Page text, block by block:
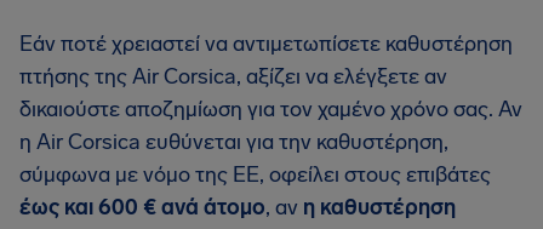
Εάν ποτέ χρειαστεί να αντιμετωπίσετε καθυστέρηση
πτήσης της Air Corsica, αξίζει να ελέγξετε αν
δικαιούστε αποζημίωση για τον χαμένο χρόνο σας. Αν
η Air Corsica ευθύνεται για την καθυστέρηση,
σύμφωνα με νόμο της ΕΕ, οφείλει στους επιβάτες
έως και 600 € ανά άτομο, αν η καθυστέρηση